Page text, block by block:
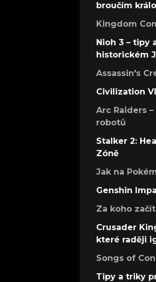
broučím
Kingdom
Nioh 3 – tipy
historickém
Assassin's
Civilization
Arc Raiders
robotů
Stalker 2:
Zóně
Jak na
Genshin
Za koho
Crusader
které raději
Songs of
Tipy a triky